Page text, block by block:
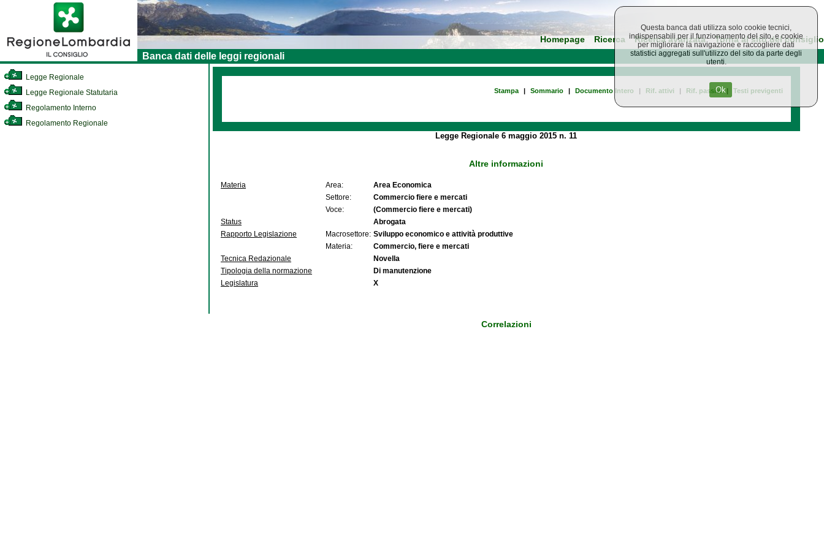
Homepage Ricerca Ricerca avanzata Torna al sito del consiglio
Banca dati delle leggi regionali
Legge Regionale
Legge Regionale Statutaria
Regolamento Interno
Regolamento Regionale
Stampa | Sommario | Documento Intero | Rif. attivi | Rif. passivi | Testi previgenti
Legge Regionale 6 maggio 2015 n. 11
Altre informazioni
Materia Area:
Area Economica
Settore:
Commercio fiere e mercati
Voce:
(Commercio fiere e mercati)
Status
Abrogata
Rapporto Legislazione
Macrosettore: Sviluppo economico e attività produttive
Materia:
Commercio, fiere e mercati
Tecnica Redazionale
Novella
Tipologia della normazione
Di manutenzione
Legislatura
X
Correlazioni
Questa banca dati utilizza solo cookie tecnici,
indispensabili per il funzionamento del sito, e cookie
per migliorare la navigazione e raccogliere dati
statistici aggregati sull'utilizzo del sito da parte degli
utenti.
Ok